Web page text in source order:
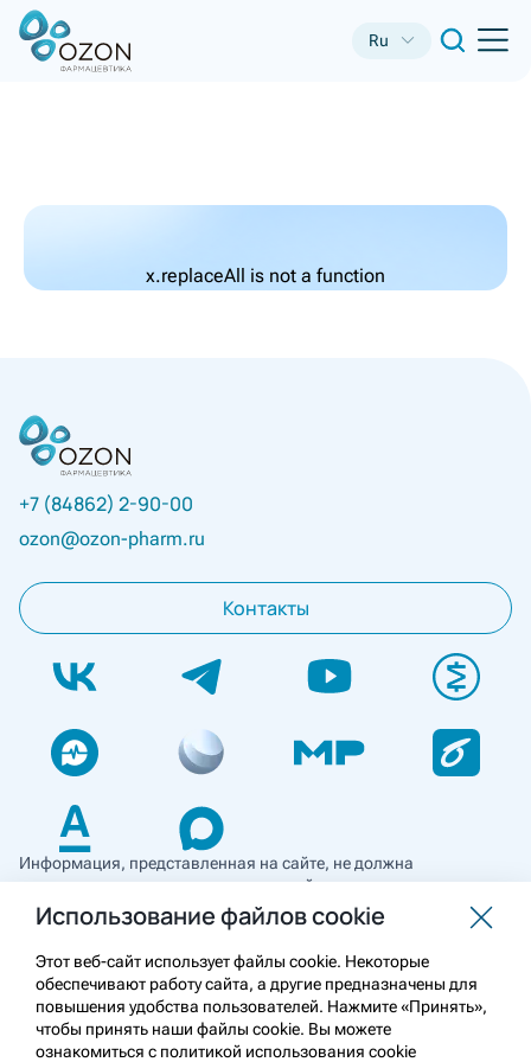
Ru
x.replaceAll is not a function
+7 (84862) 2-90-00
ozon@ozon-pharm.ru
Контакты
Информация, представленная на сайте, не должна
использоваться для самостоятельной диагностики и лечения
и не может служить заменой очной консультации врача. Перед
применением необходимо ознакомиться
с противопоказаниями препарата. Информация
о лекарственных средствах рецептурного отпуска
предназначена для медицинских и фармацевтических
работников.
Использование файлов cookie
Этот веб-сайт использует файлы cookie. Некоторые
обеспечивают работу сайта, а другие предназначены для
повышения удобства пользователей. Нажмите «Принять»,
чтобы принять наши файлы cookie. Вы можете
ознакомиться с политикой использования cookie